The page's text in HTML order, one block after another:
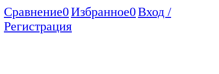
Сравнение0Избранное0Вход /
Регистрация